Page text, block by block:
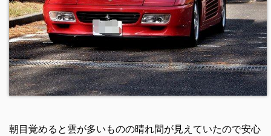
朝目覚めると雲が多いものの晴れ間が見えていたので安心